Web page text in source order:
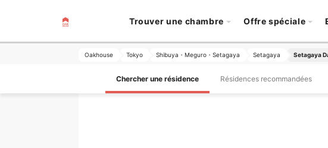
Trouver une chambre Offre spéciale
Oakhouse Tokyo Shibuya・Meguro・Setagaya Setagaya Setagaya
Chercher une résidence Résidences recommandées